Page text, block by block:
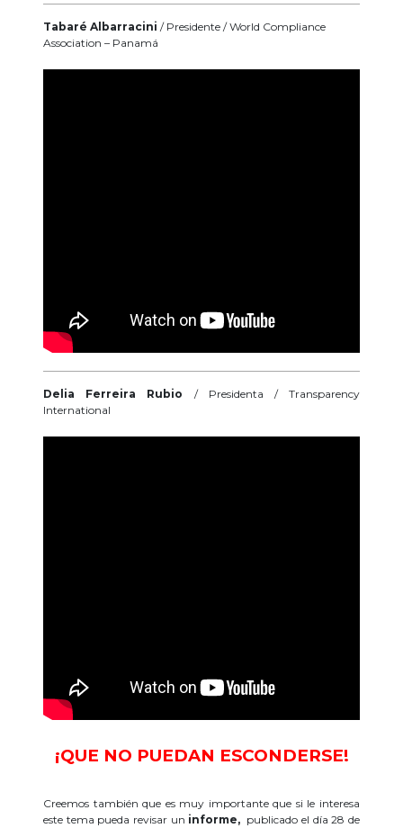
Tabaré Albarracini / Presidente / World Compliance
Association – Panamá
Delia Ferreira Rubio / Presidenta / Transparency
International
¡QUE NO PUEDAN ESCONDERSE!
Creemos también que es muy importante que si le interesa
este tema pueda revisar un informe, publicado el día 28 de